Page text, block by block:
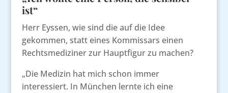
ist“
Herr Eyssen, wie sind die auf die Idee
gekommen, statt eines Kommissars einen
Rechtsmediziner zur Hauptfigur zu machen?
„Die Medizin hat mich schon immer
interessiert. In München lernte ich eine